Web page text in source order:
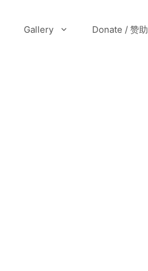
Gallery Donate / 赞助